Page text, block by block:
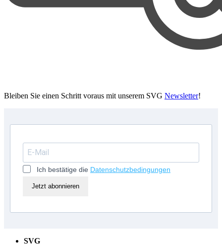
Bleiben Sie einen Schritt voraus mit unserem SVG Newsletter!
Ich bestätige die Datenschutzbedingungen
Jetzt abonnieren
SVG